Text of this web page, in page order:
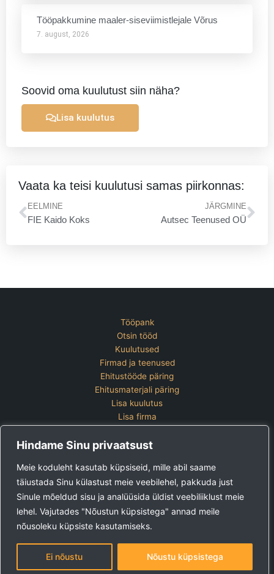
Hindame Sinu privaatsust
Meie koduleht kasutab küpsiseid, mille abil saame
täiustada Sinu külastust meie veebilehel, pakkuda just
Sinule mõeldud sisu ja analüüsida üldist veebiliiklust meie
lehel. Vajutades "Nõustun küpsistega" annad meile
nõusoleku küpsiste kasutamiseks.
Ei nõustu Nõustu küpsistega
Tööpakkumine maaler-siseviimistlejale Võrus
7. august, 2026
Soovid oma kuulutust siin näha?
Lisa kuulutus
Vaata ka teisi kuulutusi samas piirkonnas:
Prev
EELMINE
FIE Kaido Koks
JÄRGMINE
Autsec Teenused OÜ
Tööpank
Otsin tööd
Kuulutused
Firmad ja teenused
Ehitustööde päring
Ehitusmaterjali päring
Lisa kuulutus
Lisa firma
Kontakt
Lisa kuulutus
Vaata ettevõtete pakette
Ehitus24 OÜ
Tel:+372 5123 867 (E-R 9-15)
E-post: kuulutused@ehitus24.ee
Copyright © 2026 Ehitus24